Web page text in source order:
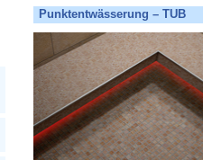
Punktentwässerung – TUB